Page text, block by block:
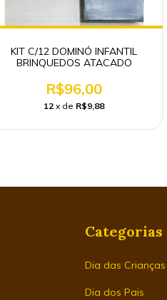
KIT C/12 DOMINÓ INFANTIL
BRINQUEDOS ATACADO
R$96,00
12 x de R$9,88
Categorias
Dia das Crianças
Dia dos Pais